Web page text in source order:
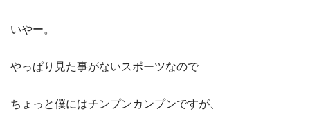
いやー。
やっぱり見た事がないスポーツなので
ちょっと僕にはチンプンカンプンですが、